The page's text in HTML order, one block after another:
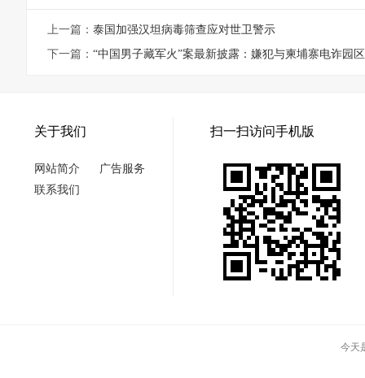
上一篇： 泰国加强汉坦病毒筛查应对世卫警示
下一篇： “中国男子藏军火”案最新披露：嫌犯与柬埔寨电诈园区
关于我们
网站简介
广告服务
联系我们
扫一扫访问手机版
今天